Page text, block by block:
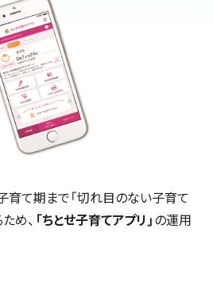
育て期まで「切れ目のない子育て
め、 「ちとせ子育てアプリ」の運用